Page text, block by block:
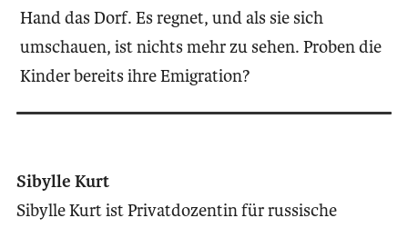
Hand das Dorf. Es regnet, und als sie sich
umschauen, ist nichts mehr zu sehen. Proben die
Kinder bereits ihre Emigration?
Sibylle Kurt
Sibylle Kurt ist Privatdozentin für russische